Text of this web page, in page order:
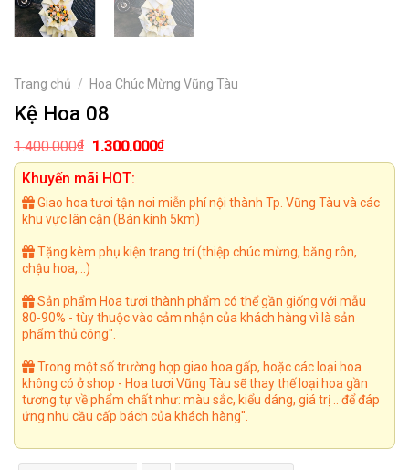
Trang chủ / Hoa Chúc Mừng Vũng Tàu
Kệ Hoa 08
1.400.000₫
Giá
là:
1.400.000₫.
1.300.000₫Giá
1.300.000₫.
Khuyến mãi HOT:
Giao hoa tươi tận nơi miễn phí nội thành Tp. Vũng Tàu và các
khu vực lân cận (Bán kính 5km)
Tặng kèm phụ kiện trang trí (thiệp chúc mừng, băng rôn,
chậu hoa,...)
Sản phẩm Hoa tươi thành phẩm có thể gần giống với mẫu
80-90% - tùy thuộc vào cảm nhận của khách hàng vì là sản
phẩm thủ công".
Trong một số trường hợp giao hoa gấp, hoặc các loại hoa
không có ở shop - Hoa tươi Vũng Tàu sẽ thay thế loại hoa gần
tương tự về phẩm chất như: màu sắc, kiểu dáng, giá trị .. để đáp
ứng nhu cầu cấp bách của khách hàng".